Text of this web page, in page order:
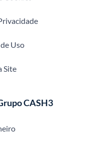
Uso
Site
CASH3